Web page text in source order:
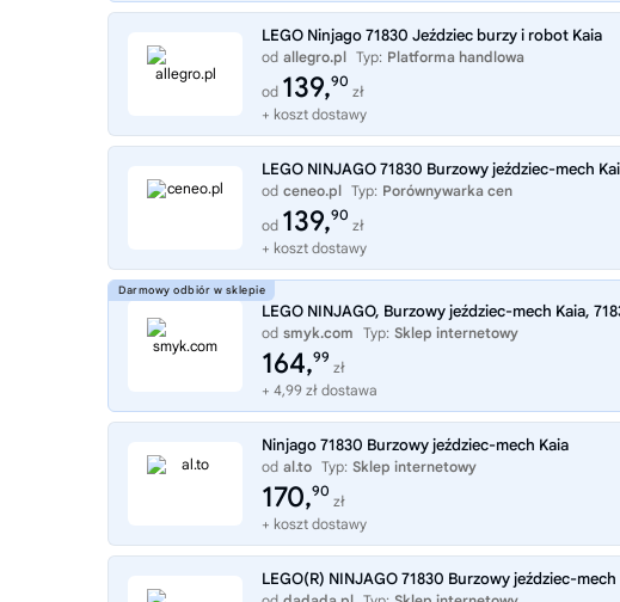
LEGO Ninjago 71830 Jeździec burzy i robot Kaia
od allegro.pl Typ: Platforma handlowa
od 139,90
zł
+ koszt dostawy
LEGO NINJAGO 71830 Burzowy jeździec-mech
od ceneo.pl Typ: Porównywarka cen
od 139,90
zł
+ koszt dostawy
LEGO NINJAGO, Burzowy jeździec-mech Kaia,
od smyk.com Typ: Sklep internetowy
164,99
zł
+ 4,99 zł dostawa
Ninjago 71830 Burzowy jeździec-mech Kaia
od al.to Typ: Sklep internetowy
170,90
zł
+ koszt dostawy
LEGO(R) NINJAGO 71830 Burzowy jeździec-mech